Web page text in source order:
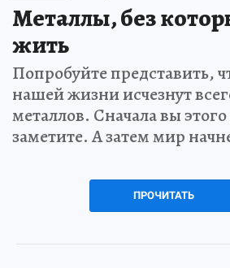
Металлы, без
жить
Попробуйте представить,
нашей жизни исчезнут
металлов. Сначала вы
заметите. А затем мир
ПРОЧИТАТЬ